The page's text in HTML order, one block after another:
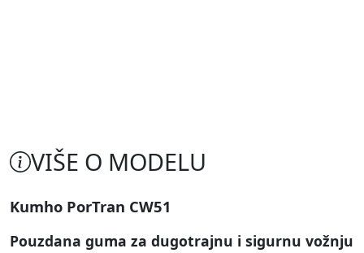
VIŠE O MODELU
Kumho PorTran CW51
Pouzdana guma za dugotrajnu i sigurnu vožnju